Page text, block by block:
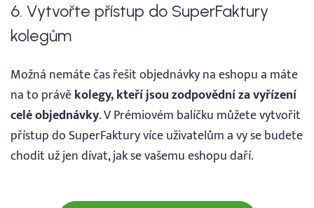
6. Vytvořte přístup do SuperFaktury
kolegům
Možná nemáte čas řešit objednávky na eshopu a máte
na to právěkolegy, kteří jsou zodpovědní za vyřízení
celé objednávky. V Prémiovém balíčku můžete vytvořit
přístup do SuperFaktury více uživatelům a vy se budete
chodit už jen dívat, jak se vašemu eshopu daří.